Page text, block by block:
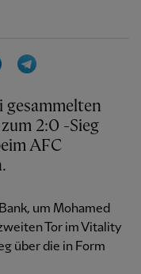
LinkedIn
gesammelten
2:0 -Sieg
AFC
um Mohamed
Tor im Vitality
über die in Form